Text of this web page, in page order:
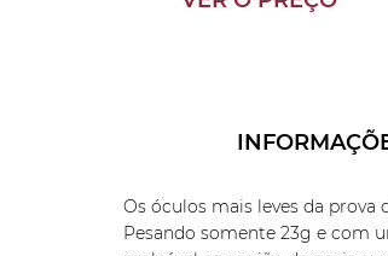
Os óculos mais leves da
Pesando somente 23g e com